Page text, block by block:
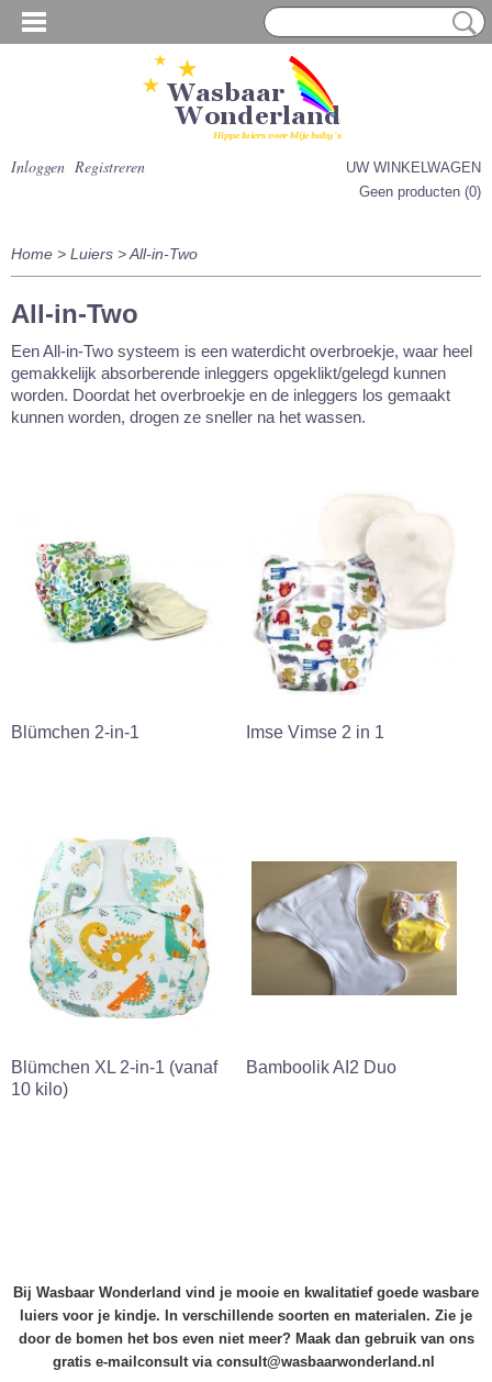
Inloggen Registreren
UW WINKELWAGEN
Geen producten (0)
Home > Luiers >All-in-Two
All-in-Two
Een All-in-Two systeem is een waterdicht overbroekje, waar heel
gemakkelijk absorberende inleggers opgeklikt/gelegd kunnen
worden. Doordat het overbroekje en de inleggers los gemaakt
kunnen worden, drogen ze sneller na het wassen.
Blümchen 2-in-1 Imse Vimse 2 in 1
Blümchen XL 2-in-1 (vanaf
10 kilo)
Bamboolik AI2 Duo
Bij Wasbaar Wonderland vind je mooie en kwalitatief goede wasbare
luiers voor je kindje. In verschillende soorten en materialen. Zie je
door de bomen het bos even niet meer? Maak dan gebruik van ons
gratis e-mailconsult via consult@wasbaarwonderland.nl